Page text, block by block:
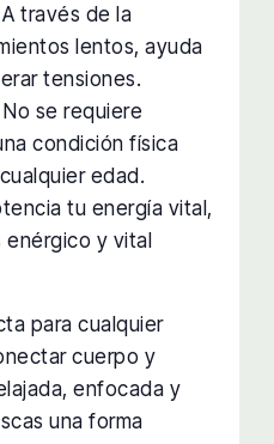
A través de la
lentos, ayuda
tensiones.
No se requiere
condición física
edad.
tu energía vital,
enérgico y vital
para cualquier
cuerpo y
enfocada y
una forma